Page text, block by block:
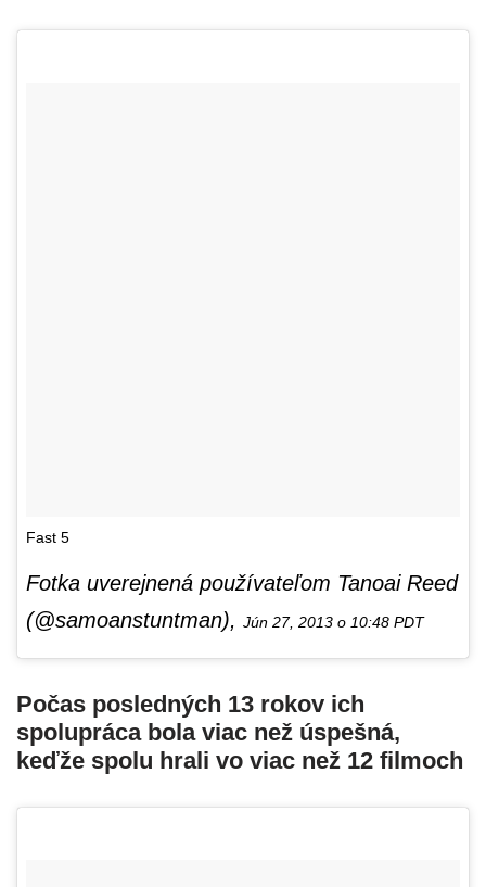
Fast 5
Fotka uverejnená používateľom Tanoai Reed
(@samoanstuntman), Jún 27, 2013 o 10:48 PDT
Počas posledných 13 rokov ich
spolupráca bola viac než úspešná,
keďže spolu hrali vo viac než 12 filmoch